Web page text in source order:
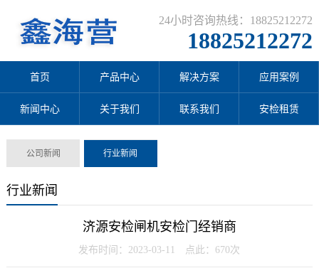
24小时咨询热线：18825212272
18825212272
首页 产品中心 解决方案 应用案例
新闻中心 关于我们 联系我们 安检租赁
公司新闻 行业新闻
行业新闻
济源安检闸机安检门经销商
发布时间：2023-03-11 点此：670次